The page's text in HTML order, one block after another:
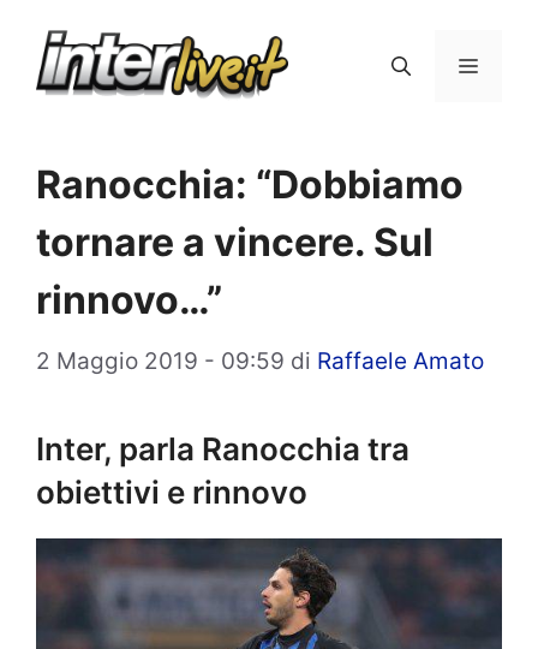
Menu
Ranocchia: “Dobbiamo
tornare a vincere. Sul
rinnovo…”
2 Maggio 2019 - 09:59 di Raffaele Amato
Inter, parla Ranocchia tra
obiettivi e rinnovo